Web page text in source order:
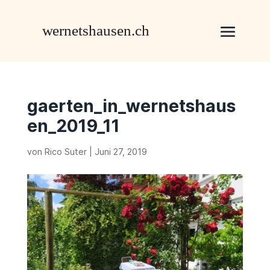
gaerten_in_wernetshaus
en_2019_11
von Rico Suter| Juni 27, 2019